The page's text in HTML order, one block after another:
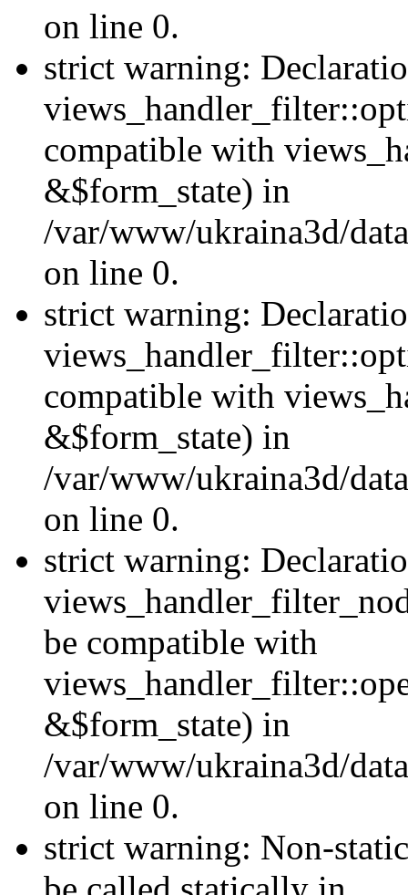
on line 0.
strict warning:
compatible with
&$form_state) in
/var/www/ukraina3d/
on line 0.
strict warning:
compatible with
&$form_state) in
/var/www/ukraina3d/
on line 0.
strict warning:
be compatible with
&$form_state) in
/var/www/ukraina3d/
on line 0.
strict warning: Non-